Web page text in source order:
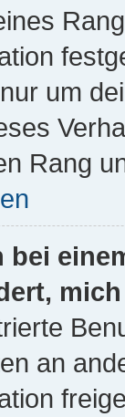
um
Rang
bei
an